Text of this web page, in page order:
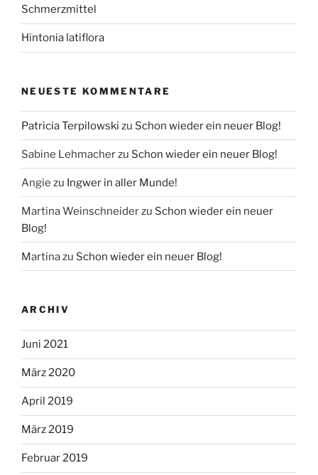
Schmerzmittel
Hintonia latiflora
NEUESTE KOMMENTARE
Patricia Terpilowski zu Schon wieder ein neuer Blog!
Sabine Lehmacherzu Schon wieder ein neuer Blog!
Angie zu Ingwer in aller Munde!
Martina Weinschneiderzu Schon wieder ein neuer
Blog!
Martinazu Schon wieder ein neuer Blog!
ARCHIV
Juni 2021
März 2020
April 2019
März 2019
Februar 2019